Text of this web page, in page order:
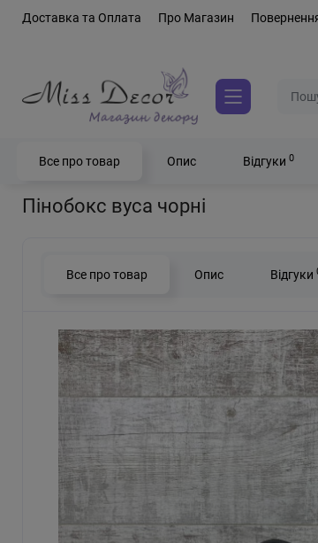
Доставка та Оплата Про Магазин
Все про товар Опис Відгуки 0
Головна Флористичні матеріали Пінобокси
Пінобокс вуса чорні
Все про товар Опис Відгуки